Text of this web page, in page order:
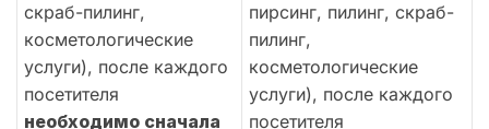
скраб-пилинг,
косметологические
услуги), после каждого
посетителя
необходимо сначала
пирсинг, пилинг, скраб-
пилинг,
косметологические
услуги), после каждого
посетителя